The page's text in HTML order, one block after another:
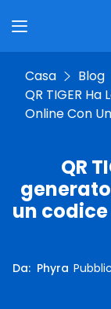
Casa
Blog
QR TIGER
Online Con
QR
un
Da: Phyra